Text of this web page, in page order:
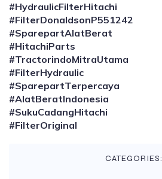
#HydraulicFilterHitachi
#FilterDonaldsonP551242
#SparepartAlatBerat
#HitachiParts
#TractorindoMitraUtama
#FilterHydraulic
#SparepartTerpercaya
#AlatBeratIndonesia
#SukuCadangHitachi
#FilterOriginal
CATEGORIES: